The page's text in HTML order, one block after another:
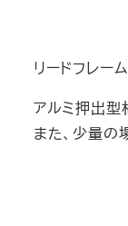
リードフレー
アルミ押出型
また、少量の